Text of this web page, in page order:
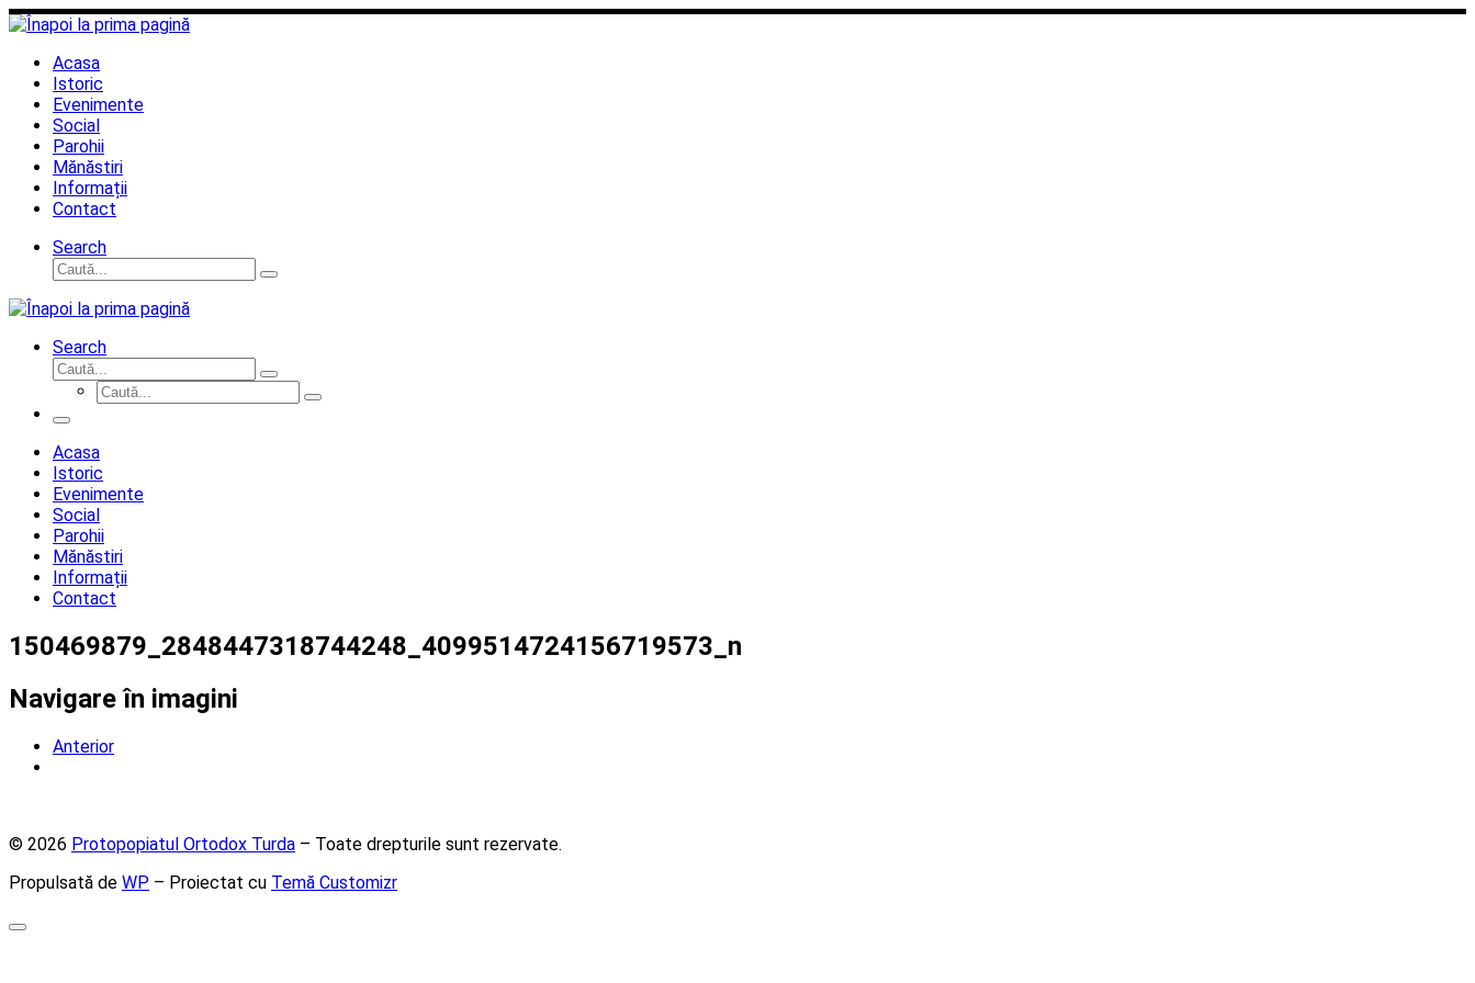
Sari
la
conținutAcasa
Istoric
Evenimente
Social
Parohii
Mănăstiri
Informații
Contact
Search
Căutare
Caută...
Search
Căutare
Caută...
Căutare
Caută...
Meniu
Acasa
Istoric
Evenimente
Social
Parohii
Mănăstiri
Informații
Contact
150469879_2848447318744248_4099514724156719573_n
Navigare în imagini
Anterior
© 2026 Protopopiatul Ortodox Turda – Toate drepturile sunt rezervate.
Propulsată de WP – Proiectat cu Temă Customizr